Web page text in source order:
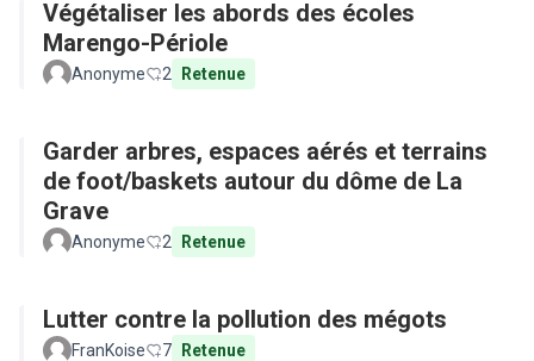
Végétaliser les abords des écoles
Marengo-Périole
Anonyme 2 Retenue
Garder arbres, espaces aérés et terrains
de foot/baskets autour du dôme de La
Grave
Anonyme 2 Retenue
Lutter contre la pollution des mégots
FranKoise 7 Retenue